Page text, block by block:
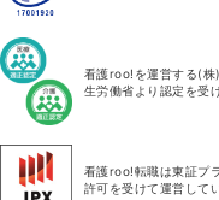
看護roo!を運営する(株
生労働省より認定を受
看護roo!転職は東証プ
許可を受けて運営して